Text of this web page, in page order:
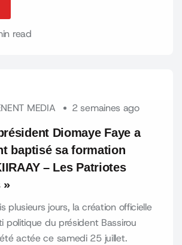
read
MEDIA 2 semaines ago
Diomaye Faye a
baptisé sa formation
– Les Patriotes
»
plusieurs jours, la création officielle
politique du président Bassirou
actée ce samedi 25 juillet.